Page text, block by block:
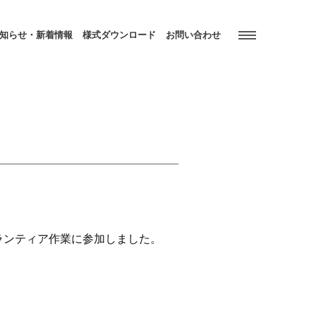
らせ・新着情報 様式ダウンロード お問い合わせ
ティア作業に参加しました。